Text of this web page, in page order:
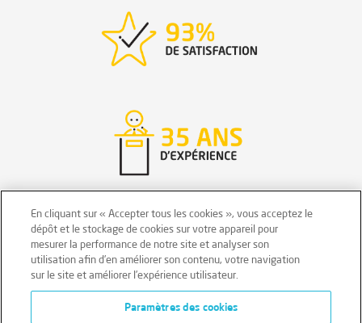
Mentions légales
Conditions générales
Données personnelles
Données personnelles – Volontaires
Cookies
En cliquant sur « Accepter tous les cookies », vous acceptez le
dépôt et le stockage de cookies sur votre appareil pour
mesurer la performance de notre site et analyser son
utilisation afin d’en améliorer son contenu, votre navigation
sur le site et améliorer l’expérience utilisateur.
Paramètres des cookies